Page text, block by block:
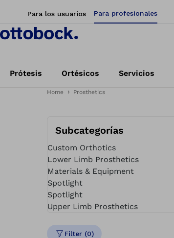
Para los usuarios Para profesionales
Prótesis Ortésicos Servicios
Home Prosthetics
Subcategorías
Custom Orthotics
Lower Limb Prosthetics
Materials & Equipment
Spotlight
Spotlight
Upper Limb Prosthetics
Filter (0)